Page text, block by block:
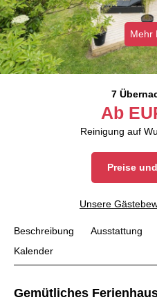
Mehr
7
Ab
Reinigung auf
Preise
Unsere
Beschreibung Ausstattung
Kalender
Gemütliches